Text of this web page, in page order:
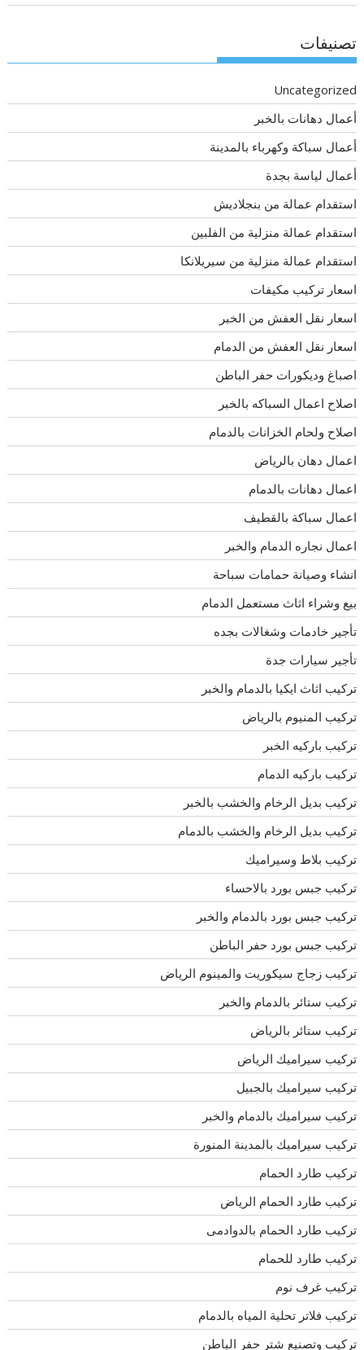
تصنيفات
Uncategorized
أعمال دهانات بالخبر
أعمال سباكة وكهرباء بالمدينة
أعمال لياسة بجدة
استقدام عمالة من بنجلاديش
استقدام عمالة منزلية من الفلبين
استقدام عمالة منزلية من سيريلانكا
اسعار تركيب مكيفات
اسعار نقل العفش من الخبر
اسعار نقل العفش من الدمام
اصباغ وديكورات حفر الباطن
اصلاح اعمال السباكه بالخبر
اصلاح ولحام الخزانات بالدمام
اعمال دهان بالرياض
اعمال دهانات بالدمام
اعمال سباكة بالقطيف
اعمال نجاره الدمام والخبر
انشاء وصيانة حمامات سباحة
بيع وشراء اثاث مستعمل الدمام
تأجير خادمات وشغالات بجده
تأجير سيارات جدة
تركيب اثاث ايكيا بالدمام والخبر
تركيب المنيوم بالرياض
تركيب باركيه الخبر
تركيب باركيه الدمام
تركيب بديل الرخام والخشب بالخبر
تركيب بديل الرخام والخشب بالدمام
تركيب بلاط وسيراميك
تركيب جبس بورد بالاحساء
تركيب جبس بورد بالدمام والخبر
تركيب جبس بورد حفر الباطن
تركيب زجاج سيكوريت والمينوم الرياض
تركيب ستائر بالدمام والخبر
تركيب ستائر بالرياض
تركيب سيراميك الرياض
تركيب سيراميك بالجبيل
تركيب سيراميك بالدمام والخبر
تركيب سيراميك بالمدينة المنورة
تركيب طارد الحمام
تركيب طارد الحمام الرياض
تركيب طارد الحمام بالدوادمى
تركيب طارد للحمام
تركيب غرف نوم
تركيب فلاتر تحلية المياه بالدمام
تركيب وتصنيع شتر حفر الباطن